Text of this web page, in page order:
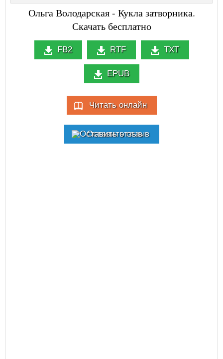
Ольга Володарская - Кукла затворника.
Скачать бесплатно
FB2 RTF TXT
EPUB
Читать онлайн
Оставить отзыв